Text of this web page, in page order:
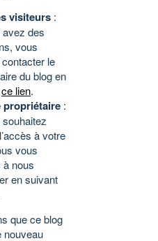
visiteurs :
des
vous
le
du blog en
ce lien.
propriétaire :
à votre
vous
à nous
en suivant
que ce blog
nouveau